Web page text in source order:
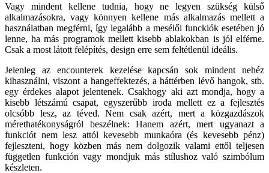
Vagy mindent kellene tudnia, hogy ne legyen szükség külső
alkalmazásokra, vagy könnyen kellene más alkalmazás mellett a
használatban megférni, így legalább a mesélői funckiók esetében jó
lenne, ha más programok mellett kisebb ablakokban is jól elférne.
Csak a most látott felépítés, design erre sem feltétlenül ideális.
Jelenleg az encounterek kezelése kapcsán sok mindent nehéz
kihasználni, viszont a hangeffektezés, a háttérben lévő hangok, stb.
egy érdekes alapot jelentenek. Csakhogy aki azt mondja, hogy a
kisebb létszámú csapat, egyszerűbb iroda mellett ez a fejlesztés
olcsóbb lesz, az téved. Nem csak azért, mert a közgazdászok
mérethatékonyságról beszélnek: Hanem azért, mert ugyanazt a
funkciót nem lesz attól kevesebb munkaóra (és kevesebb pénz)
fejleszteni, hogy közben más nem dolgozik valami ettől teljesen
független funkción vagy mondjuk más stílushoz való szimbólum
készleten.